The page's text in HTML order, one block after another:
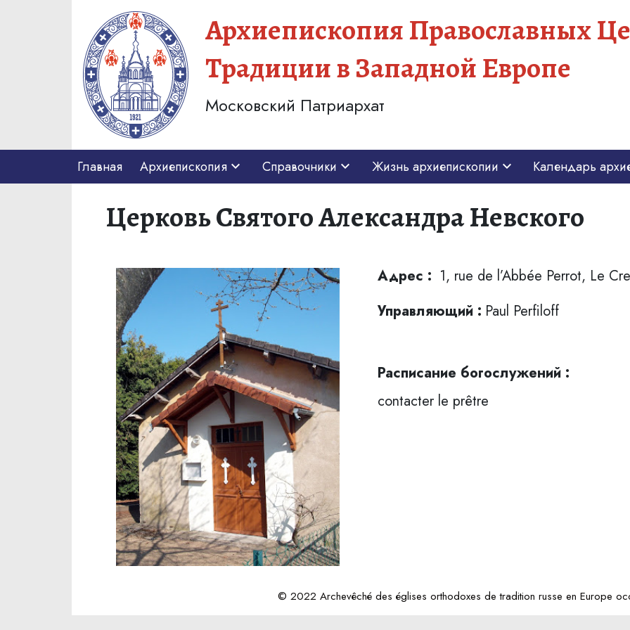
Архиепископия Православных
Традиции в Западной Европе
Московский Патриархат
Главная Архиепископия Справочники Жизнь архиепископии Календарь
Церковь Святого Александра Невского
Адрес : 1, rue de l’Abbée Perrot, Le
Управляющий : Paul Perfiloff
Расписание богослужений :
contacter le prêtre
© 2022 Archevêché des églises orthodoxes de tradition russe en Europe